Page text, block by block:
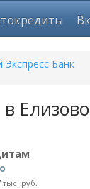
Банк
Елизово
тыс. руб.